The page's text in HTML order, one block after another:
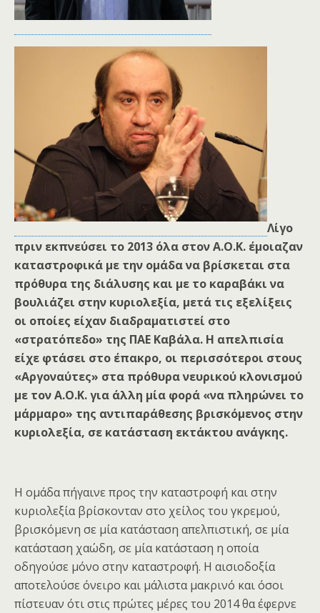
Λίγο
πριν εκπνεύσει το 2013 όλα στον Α.Ο.Κ. έμοιαζαν
καταστροφικά με την ομάδα να βρίσκεται στα
πρόθυρα της διάλυσης και με το καραβάκι να
βουλιάζει στην κυριολεξία, μετά τις εξελίξεις
οι οποίες είχαν διαδραματιστεί στο
«στρατόπεδο» της ΠΑΕ Καβάλα. Η απελπισία
είχε φτάσει στο έπακρο, οι περισσότεροι στους
«Αργοναύτες» στα πρόθυρα νευρικού κλονισμού
με τον Α.Ο.Κ. για άλλη μία φορά «να πληρώνει το
μάρμαρο» της αντιπαράθεσης βρισκόμενος στην
κυριολεξία, σε κατάσταση εκτάκτου ανάγκης.
Η ομάδα πήγαινε προς την καταστροφή και στην
κυριολεξία βρίσκονταν στο χείλος του γκρεμού,
βρισκόμενη σε μία κατάσταση απελπιστική, σε μία
κατάσταση χαώδη, σε μία κατάσταση η οποία
οδηγούσε μόνο στην καταστροφή. Η αισιοδοξία
αποτελούσε όνειρο και μάλιστα μακρινό και όσοι
πίστευαν ότι στις πρώτες μέρες του 2014 θα έφερνε